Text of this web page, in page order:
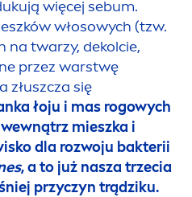
więcej sebum.
włosowych (tzw.
na twarzy, dekolcie,
przez warstwę
złuszcza się
łoju i mas rogowych
mieszka i
dla rozwoju bakterii
, a to już nasza trzecia
przyczyn trądziku.